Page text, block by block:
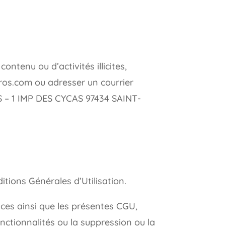
ou d’activités illicites,
ou adresser un courrier
1 IMP DES CYCAS 97434 SAINT-
Générales d’Utilisation.
ainsi que les présentes CGU,
ou la suppression ou la